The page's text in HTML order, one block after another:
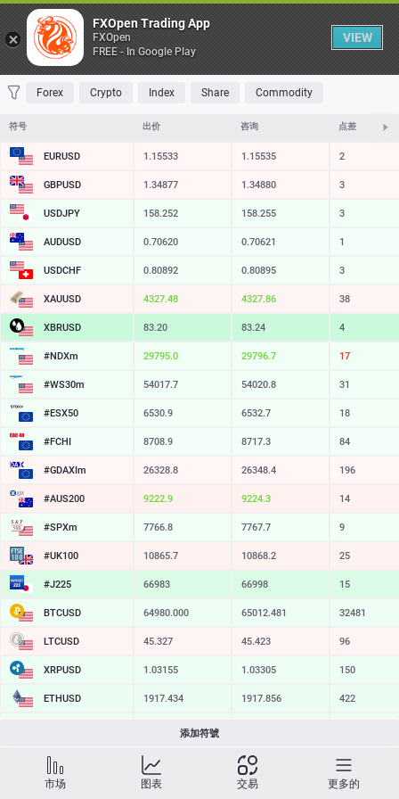
桌子
收藏 夹 交易量最大 最大涨幅 最大跌幅 最易挥发
Forex Crypto Index Share Commodity
符号 出价 咨询 点差
EURUSD 1.15533 1.15535 2
GBPUSD 1.34877 1.34880 3
USDJPY 158.252 158.255 3
AUDUSD 0.70620 0.70621 1
USDCHF 0.80892 0.80895 3
XAUUSD 4327.54 4327.92 38
XBRUSD 83.20 83.24 4
#NDXm 29794.7 29796.5 18
#WS30m 54017.7 54020.8 31
#ESX50 6530.9 6532.7 18
#FCHI 8708.9 8717.3 84
#GDAXIm 26328.8 26348.4 196
#AUS200 9222.9 9224.3 14
#SPXm 7766.8 7767.7 9
#UK100 10865.7 10868.2 25
#J225 66978 66993 15
BTCUSD 64980.000 65012.481 32481
LTCUSD 45.327 45.423 96
XRPUSD 1.03155 1.03305 150
ETHUSD 1917.434 1917.856 422
SOLUSD 76.65
TSLA 328.09 328.64 55
添加符號
市场 图表 交易 更多的
FXOpen Trading App
FXOpen
FREE - In Google Play
VIEW